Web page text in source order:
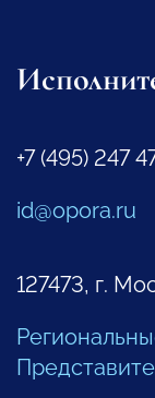
+7 (495) 247
id@opora.ru
127473, г.